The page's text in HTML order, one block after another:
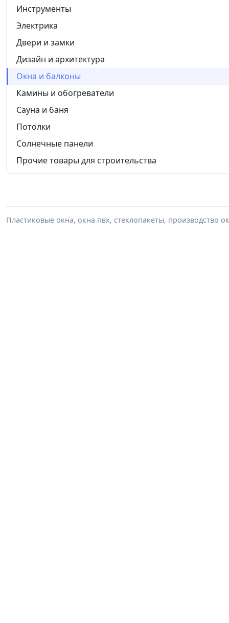
Инструменты
Электрика
Двери и замки
Дизайн и архитектура
Окна и балконы
Камины и обогреватели
Сауна и баня
Потолки
Солнечные панели
Прочие товары для строительства
Пластиковые окна, окна пвх, стеклопакеты, производство